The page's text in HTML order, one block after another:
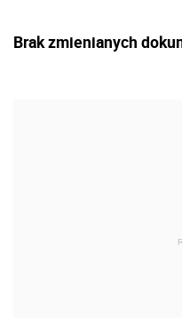
Brak zmienianych